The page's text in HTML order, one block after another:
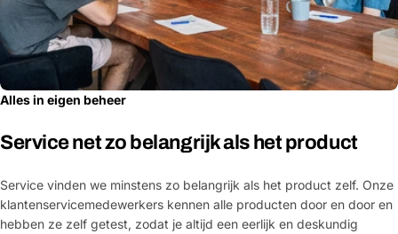
Alles in eigen beheer
Service net zo belangrijk als het product
Service vinden we minstens zo belangrijk als het product zelf. Onze
klantenservicemedewerkers kennen alle producten door en door en
hebben ze zelf getest, zodat je altijd een eerlijk en deskundig